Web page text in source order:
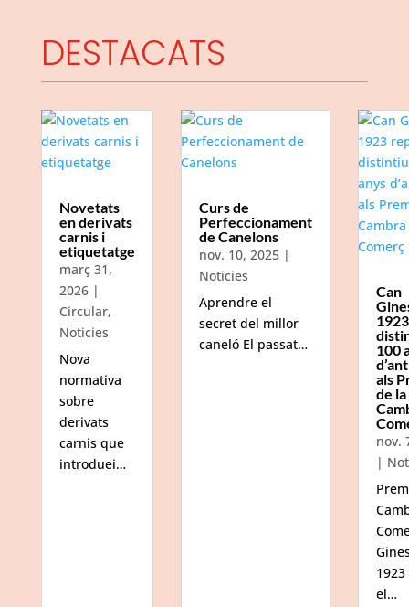
DESTACATS
Novetats
en derivats
carnis i
etiquetatge
març 31,
2026|
Circular,
Noticies
Nova
normativa
sobre
derivats
carnis que
introduei…
Curs de
Perfeccionament
de Canelons
nov. 10, 2025|
Noticies
Aprendre el
secret del millor
caneló El passat…
Can
100
als
de la
nov.
|
el…